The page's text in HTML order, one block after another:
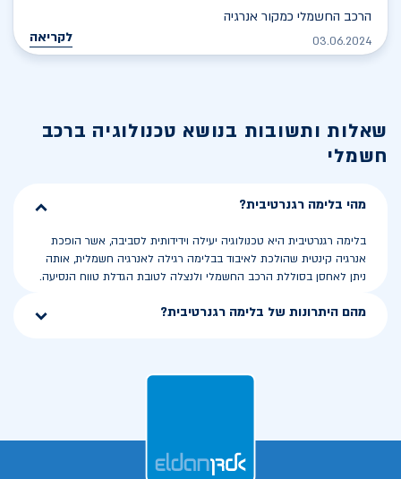
הרכב החשמלי כמקור אנרגיה
03.06.2024 לקריאה
שאלות ותשובות בנושא טכנולוגיה ברכב
חשמלי
מהי בלימה רגנרטיבית?
בלימה רגנרטיבית היא טכנולוגיה יעילה וידידותית לסביבה, אשר הופכת
אנרגיה קינטית שהולכת לאיבוד בבלימה רגילה לאנרגיה חשמלית, אותה
ניתן לאחסן בסוללת הרכב החשמלי ולנצלה לטובת הגדלת טווח הנסיעה.
מהם היתרונות של בלימה רגנרטיבית?